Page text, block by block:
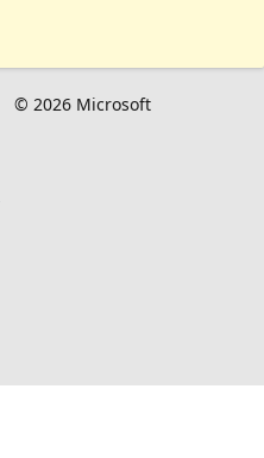
© 2026 Microsoft